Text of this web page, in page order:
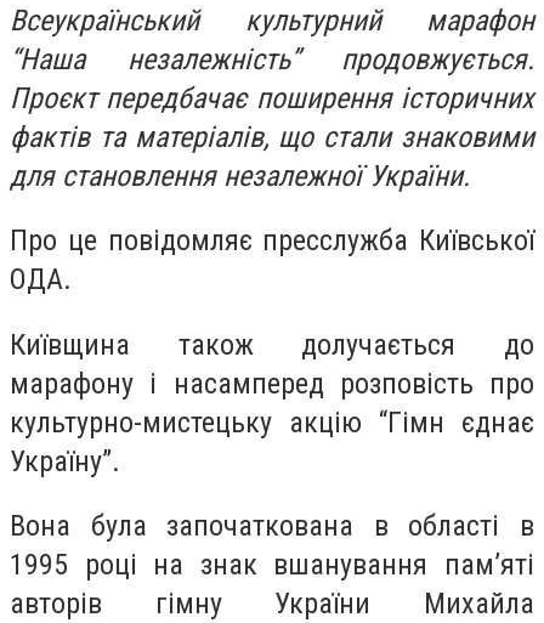
Всеукраїнський культурний марафон
“Наша незалежність” продовжується.
Проєкт передбачає поширення історичних
фактів та матеріалів, що стали знаковими
для становлення незалежної України.
Про це повідомляє пресслужба Київської
ОДА.
Київщина також долучається до
марафону і насамперед розповість про
культурно-мистецьку акцію “Гімн єднає
Україну”.
Вона була започаткована в області в
1995 році на знак вшанування пам’яті
авторів гімну України Михайла